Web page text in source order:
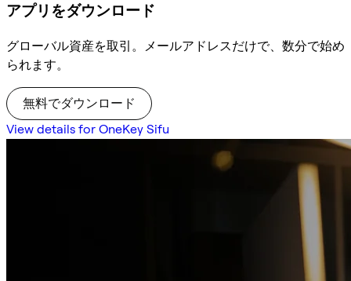
アプリをダウンロード
グローバル資産を取引。メールアドレスだけで、数分で始め
られます。
無料でダウンロード
View details for OneKey Sifu